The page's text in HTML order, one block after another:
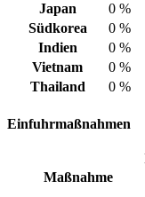
Japan
0 %
Südkorea
0 %
Indien
0 %
Vietnam
0 %
Thailand
0 %
Einfuhrmaßnahmen
Maßnahme